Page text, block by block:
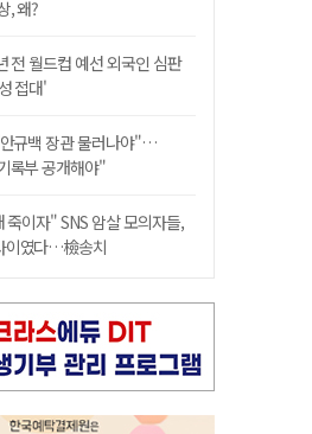
, 왜?
전 월드컵 예선 외국인 심판
접대'
규백 장관 물러나야"…
록부 공개해야"
죽이자" SNS 암살 모의자들,
이였다…檢송치